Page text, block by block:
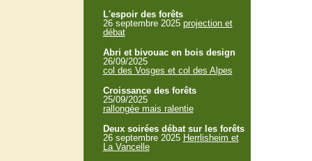
L'espoir des forêts
26 septembre 2025 projection et
débat
Abri et bivouac en bois design
26/09/2025
col des Vosges et col des Alpes
Croissance des forêts
25/09/2025
rallongée mais ralentie
Deux soirées débat sur les forêts
26 septembre 2025 Herrlisheim et
La Vancelle